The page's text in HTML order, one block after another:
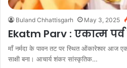
Buland Chhattisgarh May 3, 2025
Ekatm Parv : एकात्म
माँ नर्मदा के पावन तट पर स्थित ओंकारेश्वर आज
साक्षी बना। आचार्य शंकर सांस्कृतिक…